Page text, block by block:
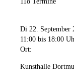
Di 22. September
11:00 bis 18:00
Ort:
Kunsthalle